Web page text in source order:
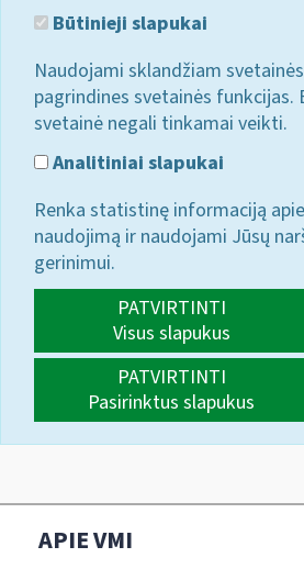
Būtinieji slapukai
Naudojami sklandžiam
pagrindines svetainės funkcijas.
svetainė negali tinkamai veikti.
Analitiniai slapukai
Renka statistinę informaciją
naudojimą ir naudojami Jūsų
gerinimui.
PATVIRTINTI
Visus slapukus
PATVIRTINTI
Pasirinktus slapukus
APIE VMI